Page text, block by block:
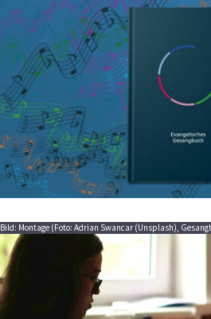
Bild: Montage (Foto: Adrian Swancar (Unsplash),